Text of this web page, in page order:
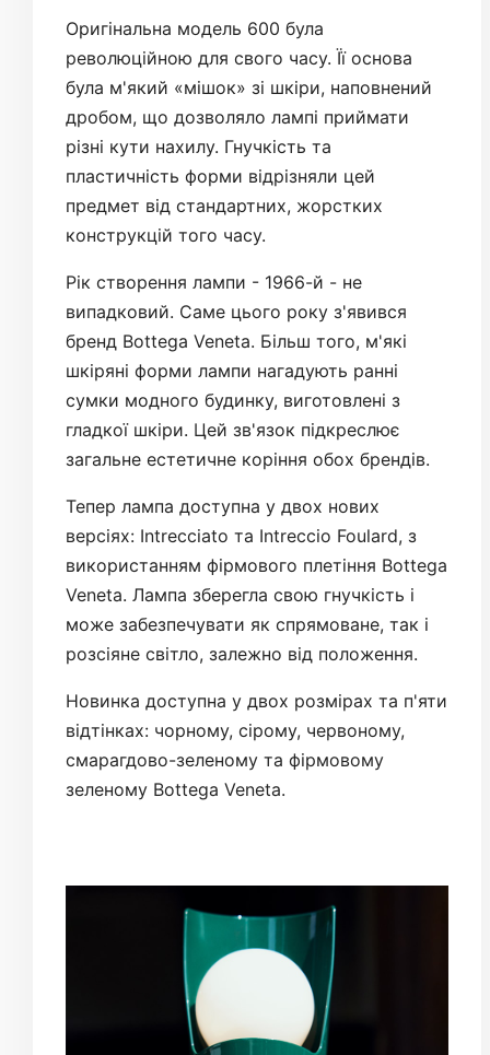
Оригінальна модель 600 була
революційною для свого часу. Її основа
була м'який «мішок» зі шкіри, наповнений
дробом, що дозволяло лампі приймати
різні кути нахилу. Гнучкість та
пластичність форми відрізняли цей
предмет від стандартних, жорстких
конструкцій того часу.
Рік створення лампи - 1966-й - не
випадковий. Саме цього року з'явився
бренд Bottega Veneta. Більш того, м'які
шкіряні форми лампи нагадують ранні
сумки модного будинку, виготовлені з
гладкої шкіри. Цей зв'язок підкреслює
загальне естетичне коріння обох брендів.
Тепер лампа доступна у двох нових
версіях: Intrecciato та Intreccio Foulard, з
використанням фірмового плетіння Bottega
Veneta. Лампа зберегла свою гнучкість і
може забезпечувати як спрямоване, так і
розсіяне світло, залежно від положення.
Новинка доступна у двох розмірах та п'яти
відтінках: чорному, сірому, червоному,
смарагдово-зеленому та фірмовому
зеленому Bottega Veneta.